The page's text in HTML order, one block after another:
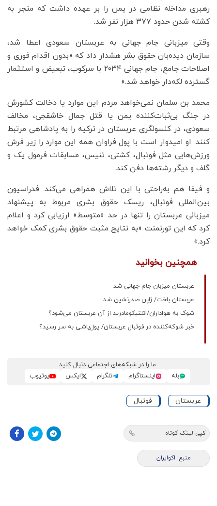
رهبری مداخله نظامی در یمن را بر عهده داشت که منجر به
کشته شدن حدود ۳۷۷ هزار نفر شد.
وقتی میزبانی جام جهانی به عربستان سعودی اعطا شد،
سازمان دیده‌بان حقوق بشر هشدار داد که «بدون اقدام فوری و
اصلاحات جامع، جام جهانی ۲۰۳۴ با سرکوب، تبعیض و استثمار
گسترده لکه‌دار خواهد شد.»
محمد بن سلمان نمی‌خواهد مردم این موارد یا دخالت کشورش
در جنگ بی‌ثبات‌کننده یمن یا قتل جمال خاشقجی، مخالف
سعودی، در کنسولگری عربستان در ترکیه را به پادشاهی مرتبط
کنند. او امیدوار است با پول فراوان همه این موارد را زیر فرش
ورزش‌هایی مثل فوتبال، کشتی، تنیس، مسابقات فرمول یک و
گلف و دیگر رشته‌ها دفن کند.
و فیفا هم به‌راحتی با این تلاش همراهی می‌کند. فدراسیون
بین‌المللی فوتبال، ریسک حقوق بشری مربوط به پیشنهاد
میزبانی عربستان را تنها در حد «متوسط» ارزیابی کرد و اعلام
کرد که این تورنمنت «به نتایج مثبت حقوق بشری کمک خواهد
کرد.»
همچنین بخوانید
عربستان میزبان جام جهانی شد
عربستان باخت/ ژاپن صدرنشین شد
شوک به هواداران/اتلتیکومادرید از آن عربستان می‌شود؟
خبر شوکه‌کننده در فوتبال عربستان/ پول‌پاشی به سر رسید؟
ما را در شبکه‌های اجتماعی دنبال کنید
بله
اینستاگرام تلگرام ایکس یوتیوب
عربستان فوتبال
کپی لینک کوتاه
منبع: اکوایران